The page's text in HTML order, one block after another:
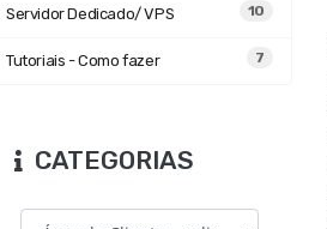
10
Servidor Dedicado/ VPS
7
Tutoriais - Como fazer
CATEGORIAS